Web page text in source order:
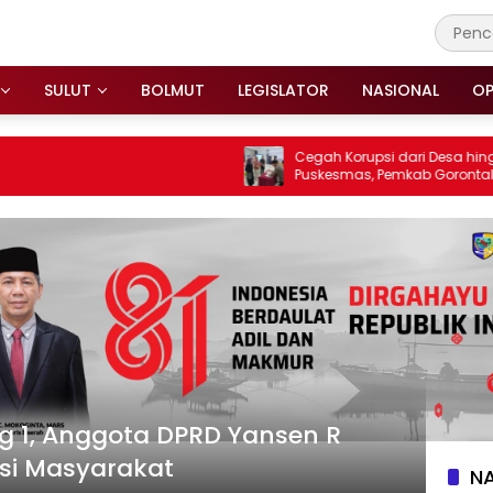
SULUT BOLMUT LEGISLATOR NASIONAL
Cegah Korupsi dari Desa hingga
Puskesmas, Pemkab Gorontalo
Perang terhadap Pungli
1, Anggota DPRD Yansen R
Masyarakat